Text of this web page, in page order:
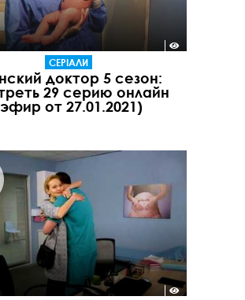
СЕРІАЛИ
доктор 5 сезон:
29 серию онлайн
от 27.01.2021)